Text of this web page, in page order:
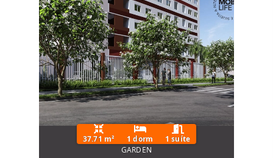
37.71 m² 1 dorm
1 suíte
GARDEN